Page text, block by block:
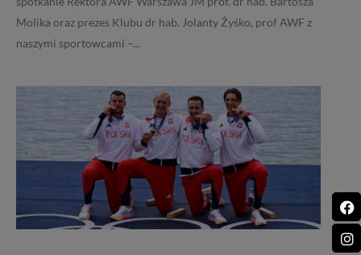
Molika oraz prezes Klubu dr hab. Jolanty Żyśko, prof AWF z
naszymi sportowcami –...